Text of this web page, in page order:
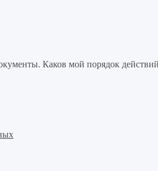
Каков мой порядок